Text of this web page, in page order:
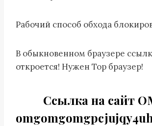
Рабочий способ обхода
В обыкновенном браузере
откроется! Нужен Тор браузер!
Ссылка на сайт